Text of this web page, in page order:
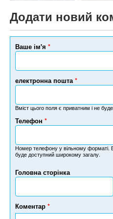
Додати новий
Ваше ім'я *
електронна пошта *
Вміст цього поля є приватним і не
Головна сторінка
Телефон *
Н
м
е
т
л
е
ф
Номер телефону у вільному форматі.
буде доступний широкому загалу.
Коментар *